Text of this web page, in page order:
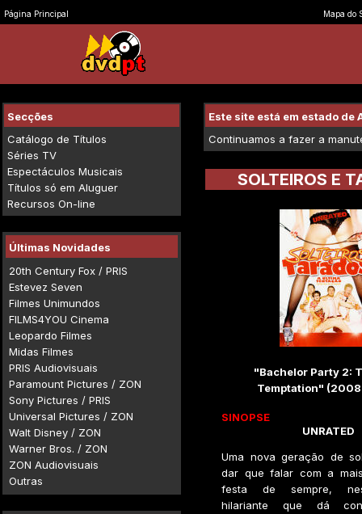
Página Principal Mapa do
Secções
Catálogo de Títulos
Séries TV
Espectáculos Musicais
Títulos só em Aluguer
Recursos On-line
Últimas Novidades
20th Century Fox / PRIS
Estevez Seven
Filmes Unimundos
FILMS4YOU Cinema
Leopardo Filmes
Midas Filmes
PRIS Audiovisuais
Paramount Pictures / ZON
Sony Pictures / PRIS
Universal Pictures / ZON
Walt Disney / ZON
Warner Bros. / ZON
ZON Audiovisuais
Outras
Este site está em estado de
Continuamos a fazer a
SOLTEIROS E
"Bachelor Party 2:
Temptation"
SINOPSE
UNRATED
Uma nova geração de
dar que falar com a
festa de sempre,
hilariante que dá